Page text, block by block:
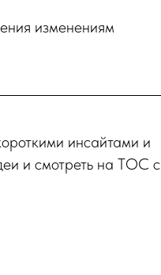
изменениям
инсайтами и
и смотреть на ТОС с